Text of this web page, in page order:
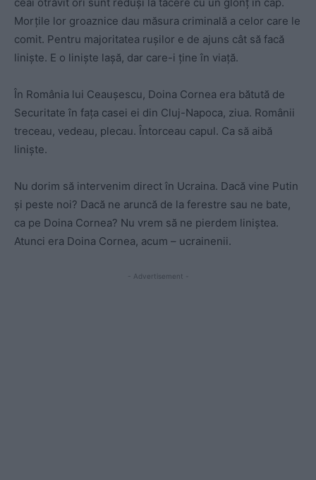
Morțile lor groaznice dau măsura criminală a celor care le
comit. Pentru majoritatea rușilor e de ajuns cât să facă
liniște. E o liniște lașă, dar care-i ține în viață.
În România lui Ceaușescu, Doina Cornea era bătută de
Securitate în fața casei ei din Cluj-Napoca, ziua. Românii
treceau, vedeau, plecau. Întorceau capul. Ca să aibă
liniște.
Nu dorim să intervenim direct în Ucraina. Dacă vine Putin
și peste noi? Dacă ne aruncă de la ferestre sau ne bate,
ca pe Doina Cornea? Nu vrem să ne pierdem liniștea.
Atunci era Doina Cornea, acum – ucrainenii.
- Advertisement -